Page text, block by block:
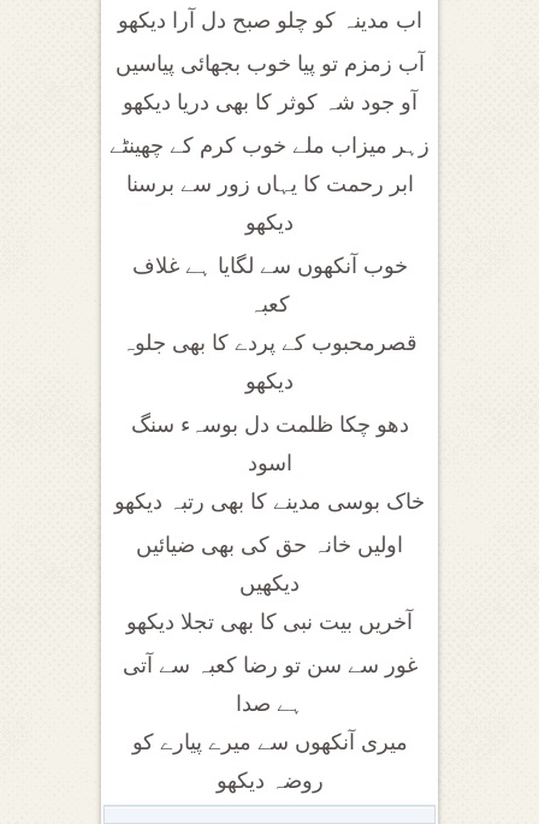
اب مدینہ کو چلو صبح دل آرا دیکھو
آب زمزم تو پیا خوب بجھائی پیاسیں
آو جود شہ کوثر کا بھی دریا دیکھو
زہر میزاب ملے خوب کرم کے چھینٹے
ابر رحمت کا یہاں زور سے برسنا
دیکھو
خوب آنکھوں سے لگایا ہے غلاف
کعبہ
قصرمحبوب کے پردے کا بھی جلوہ
دیکھو
دھو چکا ظلمت دل بوسہء سنگ
اسود
خاک بوسی مدینے کا بھی رتبہ دیکھو
اولیں خانہ حق کی بھی ضیائیں
دیکھیں
آخریں بیت نبی کا بھی تجلا دیکھو
غور سے سن تو رضا کعبہ سے آتی
ہے صدا
میری آنکھوں سے میرے پیارے کو
روضہ دیکھو